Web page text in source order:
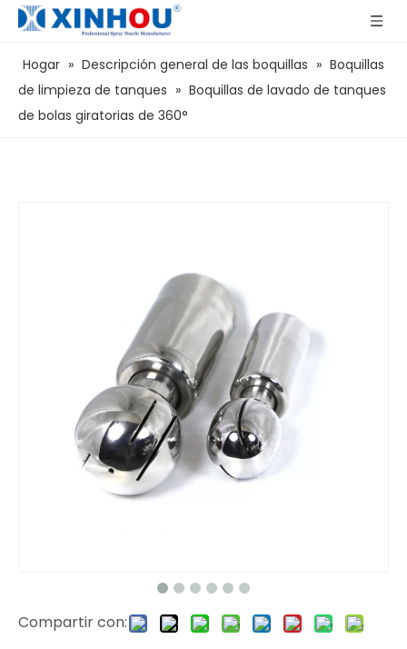
Hogar » Descripción general de las boquillas » Boquillas
de limpieza de tanques » Boquillas de lavado de tanques
de bolas giratorias de 360°
Compartir con: